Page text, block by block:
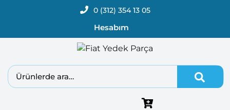
0 (312) 354 13 05
Hesabım
Doblo
Doblo